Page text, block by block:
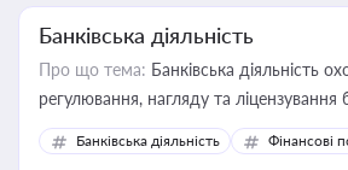
Банківська діяльність
Про що тема: Банківська діяльність
регулювання, нагляду та ліцензування
Банківська діяльність Фінансові